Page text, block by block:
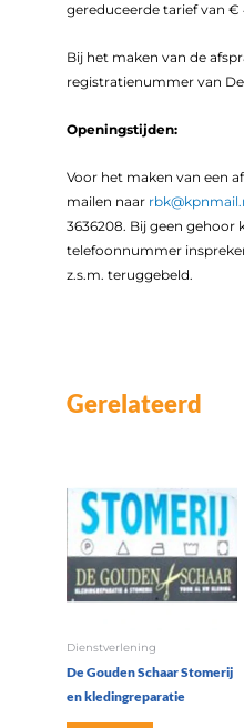
gereduceerde tarief van €
Bij het maken van de
registratienummer van
Openingstijden:
Voor het maken van een
mailen naar
3636208. Bij geen gehoor
telefoonnummer
z.s.m. teruggebeld.
Gerelateerd
Dienstverlening
De Gouden Schaar Stomerij
en kledingreparatie